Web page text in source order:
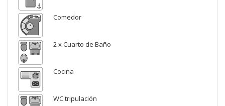
Comedor
2 x Cuarto de Baño
Cocina
WC tripulación